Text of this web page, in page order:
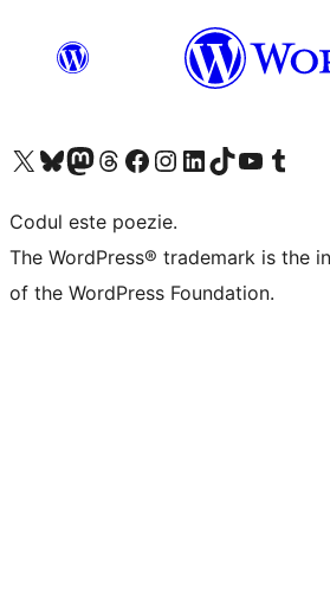
Mergi la contul nostru X (fost Twitter)
Vizitează contul nostru Bluesky
Vizitează contul nostru Mastodon
Vizitează contul nostru Threads
Vizitează pagina noastră Facebook
Vizitează-ne pe Instagram
Vizitează-ne pe LinkedIn
Vizitează contul nostru TikTok
Vizitează canalul nostru
Vizitează contul nostru
Codul este poezie.
The WordPress® trademark is the
of the WordPress Foundation.